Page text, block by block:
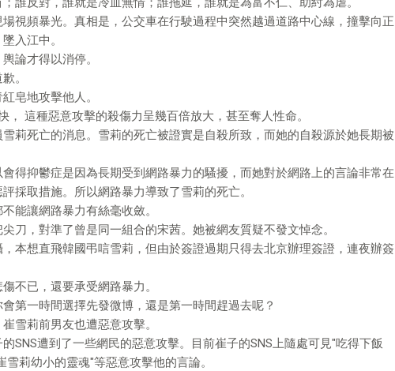
視頻暴光。真相是，公交車在行駛過程中突然越過道路中心線，撞擊向正
入江中。
論才得以消停。
。
皂地攻擊他人。
， 這種惡意攻擊的殺傷力呈幾百倍放大，甚至奪人性命。
莉死亡的消息。雪莉的死亡被證實是自殺所致，而她的自殺源於她長期被
得抑鬱症是因為長期受到網路暴力的騷擾，而她對於網路上的言論非常在
採取措施。所以網路暴力導致了雪莉的死亡。
能讓網路暴力有絲毫收斂。
刀，對準了曾是同一組合的宋茜。她被網友質疑不發文悼念。
本想直飛韓國弔唁雪莉，但由於簽證過期只得去北京辦理簽證，連夜辦簽
不已，還要承受網路暴力。
第一時間選擇先發微博，還是第一時間趕過去呢？
雪莉前男友也遭惡意攻擊。
SNS遭到了一些網民的惡意攻擊。目前崔子的SNS上隨處可見"吃得下飯
莉幼小的靈魂"等惡意攻擊他的言論。